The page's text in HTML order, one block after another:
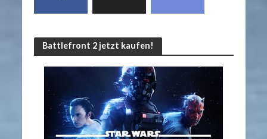
Battlefront 2 jetzt kaufen!